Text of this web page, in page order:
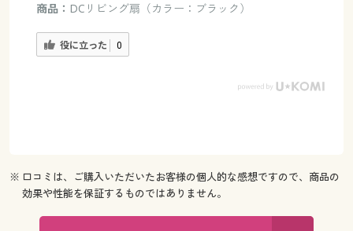
商品： DCリビング扇（カラー：ブラック）
役に立った 0
※ 口コミは、ご購入いただいたお客様の個人的な感想ですので、商品の
効果や性能を保証するものではありません。